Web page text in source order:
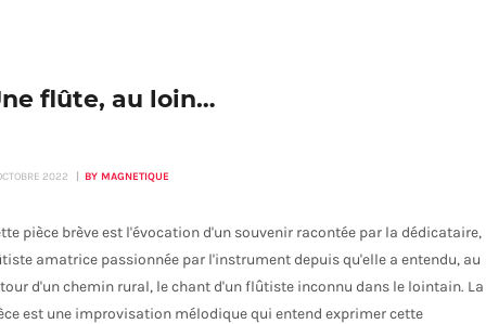
flûte, au loin…
2022 BY MAGNETIQUE
pièce brève est l'évocation d'un souvenir racontée par la dédicataire,
amatrice passionnée par l'instrument depuis qu'elle a entendu, au
d'un chemin rural, le chant d'un flûtiste inconnu dans le lointain. La
est une improvisation mélodique qui entend exprimer cette